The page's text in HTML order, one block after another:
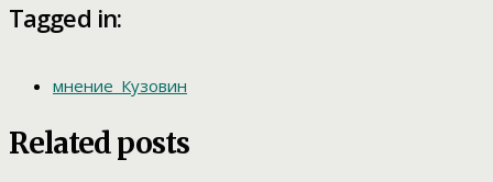
Tagged in:
мнение_Кузовин
Related posts